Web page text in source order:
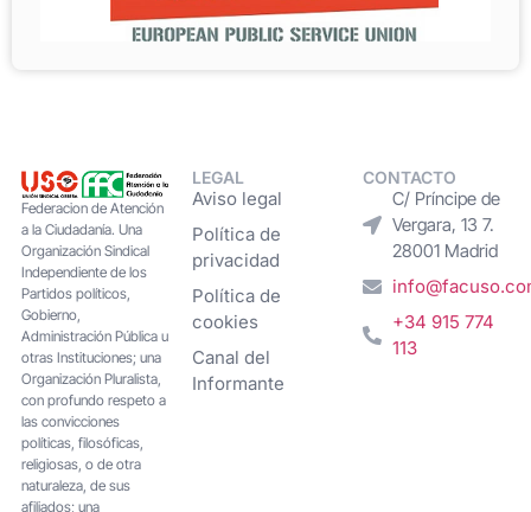
Federacion de Atención
a la Ciudadanía. Una
Organización Sindical
Independiente de los
Partidos políticos,
Gobierno,
Administración Pública u
otras Instituciones; una
Organización Pluralista,
con profundo respeto a
las convicciones
políticas, filosóficas,
religiosas, o de otra
naturaleza, de sus
afiliados; una
LEGAL
Aviso legal
Política de
privacidad
Política de
cookies
Canal del
Informante
CONTACTO
C/ Príncipe de
Vergara, 13 7.
28001 Madrid
+34 915 774
113